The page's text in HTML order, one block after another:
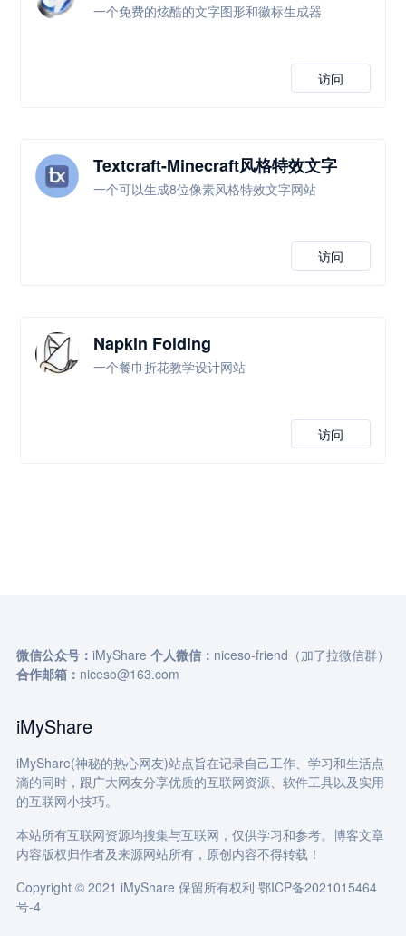
一个免费的炫酷的文字图形和徽标生成器
访问
Textcraft-Minecraft风格特效文字
一个可以生成8位像素风格特效文字网站
访问
Napkin Folding
一个餐巾折花教学设计网站
访问
微信公众号： iMyShare 个人微信： niceso-friend（加了拉微信群）
合作邮箱： niceso@163.com
iMyShare
iMyShare(神秘的热心网友)站点旨在记录自己工作、学习和生活点
滴的同时，跟广大网友分享优质的互联网资源、软件工具以及实用
的互联网小技巧。
本站所有互联网资源均搜集与互联网，仅供学习和参考。博客文章
内容版权归作者及来源网站所有，原创内容不得转载！
Copyright © 2021 iMyShare 保留所有权利 鄂ICP备2021015464
号-4